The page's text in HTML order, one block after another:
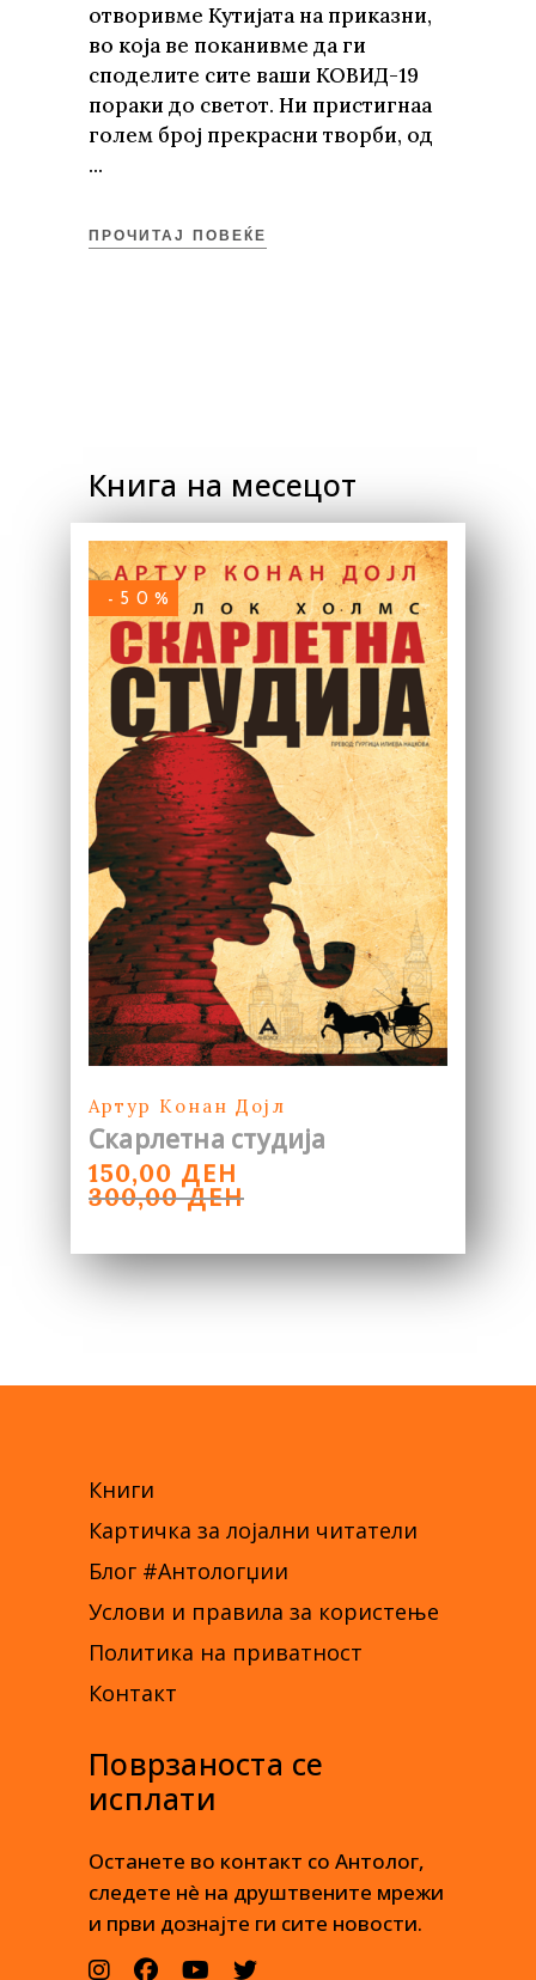
отворивме Кутијата на приказни,
во која ве поканивме да ги
споделите сите ваши КОВИД-19
пораки до светот. Ни пристигнаа
голем број прекрасни творби, од
ПРОЧИТАЈ ПОВЕЌЕ
Книга на месецот
-50%
Артур Конан Дојл
Скарлетна студија
300,00ДЕН
ORIGINAL
PRICE
WAS:
150,00 ДЕН
CURRENT
PRICE
Книги
Картичка за лојални читатели
Блог #Антологџии
Услови и правила за користење
Политика на приватност
Контакт
Поврзаноста се
исплати
Останете во контакт со Антолог,
следете нè на друштвените мрежи
и први дознајте ги сите новости.